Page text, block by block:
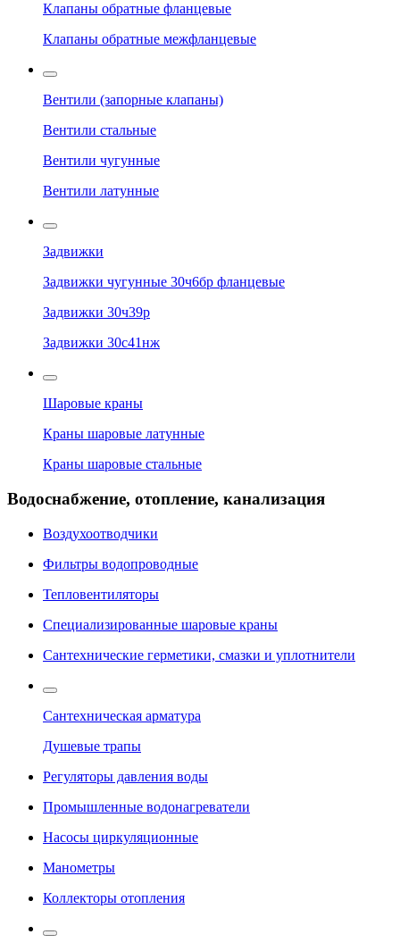
Клапаны обратные фланцевые
Клапаны обратные межфланцевые
Вентили (запорные клапаны)
Вентили стальные
Вентили чугунные
Вентили латунные
Задвижки
Задвижки чугунные 30ч6бр фланцевые
Задвижки 30ч39р
Задвижки 30с41нж
Шаровые краны
Краны шаровые латунные
Краны шаровые стальные
Водоснабжение, отопление, канализация
Воздухоотводчики
Фильтры водопроводные
Тепловентиляторы
Специализированные шаровые краны
Сантехнические герметики, смазки и уплотнители
Сантехническая арматура
Душевые трапы
Регуляторы давления воды
Промышленные водонагреватели
Насосы циркуляционные
Манометры
Коллекторы отопления